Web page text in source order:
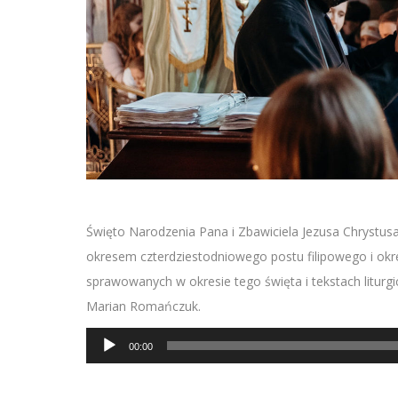
Święto Narodzenia Pana i Zbawiciela Jezusa
okresem czterdziestodniowego postu filipowego i
sprawowanych w okresie tego święta i tekstach
Marian Romańczuk.
Odtwarzacz
plików
00:00